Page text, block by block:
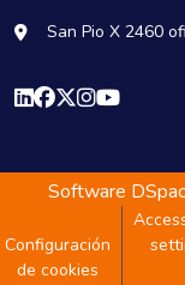
San Pio X 2460
Software
Configuración
de cookies